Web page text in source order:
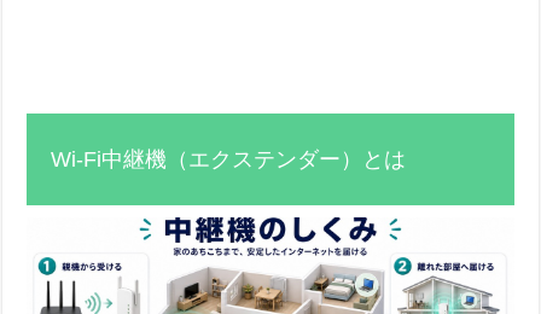
Wi-Fi中継機（エクステンダー）とは